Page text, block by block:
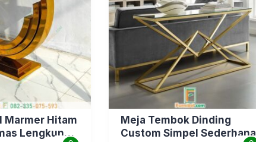
Marmer Hitam
Lengkung
Meja Tembok Dinding
Custom Simpel Sederhana